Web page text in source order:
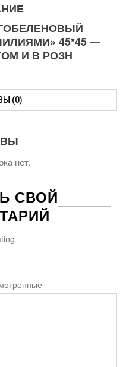
45*45 —
И В РОЗН
(0)
нет.
СВОЙ